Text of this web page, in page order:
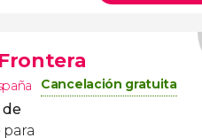
Cancelación gratuita
de
para